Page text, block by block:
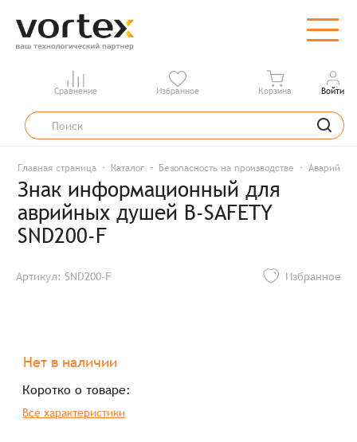
Сравнение Избранное Корзина Войти
Главная страница Каталог Безопасность на производстве
Знак информационный для
аврийных душей B-SAFETY
SND200-F
Артикул: SND200-F Избранное
Нет в наличии
Коротко о товаре:
Все характеристики